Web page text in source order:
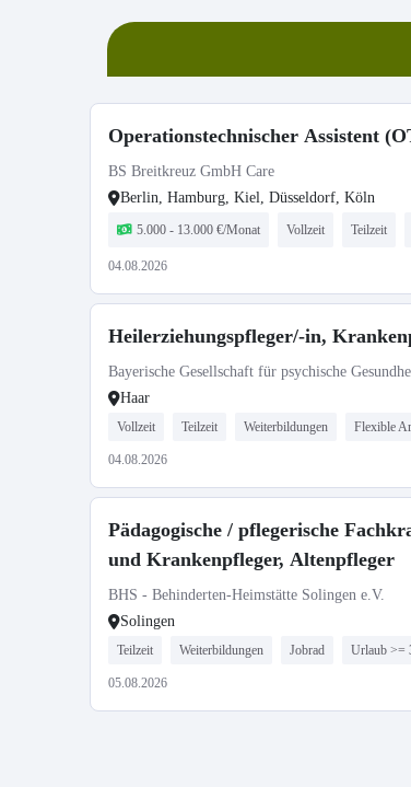
Operationstechnischer Assistent
BS Breitkreuz GmbH Care
Berlin, Hamburg, Kiel, Düsseldorf, Köln
5.000 - 13.000 €/Monat Vollzeit Teilzeit
04.08.2026
Heilerziehungspfleger/-in,
Bayerische Gesellschaft für psychische
Haar
Vollzeit Teilzeit Weiterbildungen Flexible
04.08.2026
Pädagogische / pflegerische
und Krankenpfleger, Altenpfleger
BHS - Behinderten-Heimstätte Solingen e.V.
Solingen
Teilzeit Weiterbildungen Jobrad Urlaub >=
05.08.2026